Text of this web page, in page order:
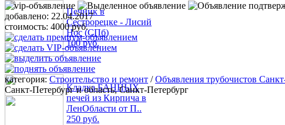
Печник в
Сестрорецке - Лисий
Нос (СПб)
100 руб.
Кладка БАННЫХ
печей из Кирпича в
ЛенОбласти от П..
250 руб.
добавлено: 22.04.2017
стоимость: 4000 руб.
категория: Строительство и ремонт /Объявления трубочистов
Санкт-Петербург и область, Санкт-Петербург